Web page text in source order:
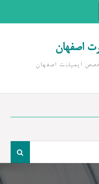
اصفهان
ايمپلنت اصفهان